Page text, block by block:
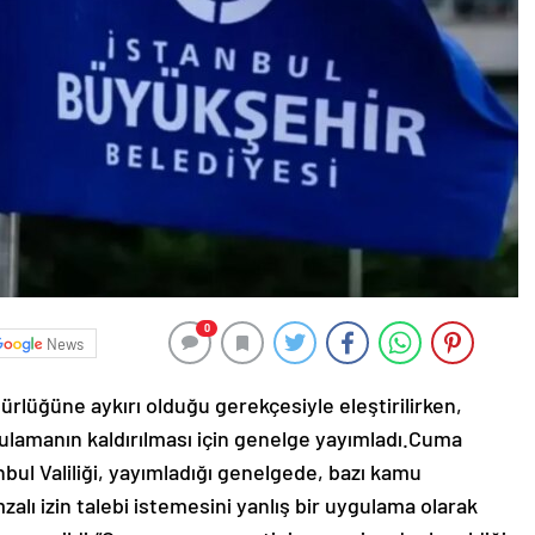
News
0
aykırı olduğu gerekçesiyle eleştirilirken,
kaldırılması için genelge yayımladı.Cuma
Valiliği, yayımladığı genelgede, bazı kamu
izin talebi istemesini yanlış bir uygulama olarak